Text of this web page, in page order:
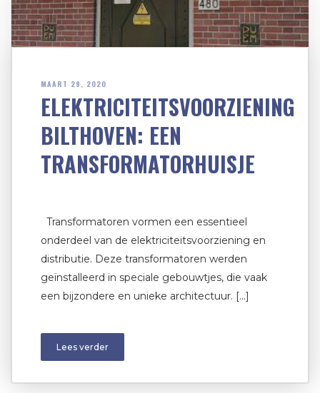
MAART 29, 2020
ELEKTRICITEITSVOORZIENING
BILTHOVEN: EEN
TRANSFORMATORHUISJE
Transformatoren vormen een essentieel
onderdeel van de elektriciteitsvoorziening en
distributie. Deze transformatoren werden
geïnstalleerd in speciale gebouwtjes, die vaak
een bijzondere en unieke architectuur. […]
Lees verder